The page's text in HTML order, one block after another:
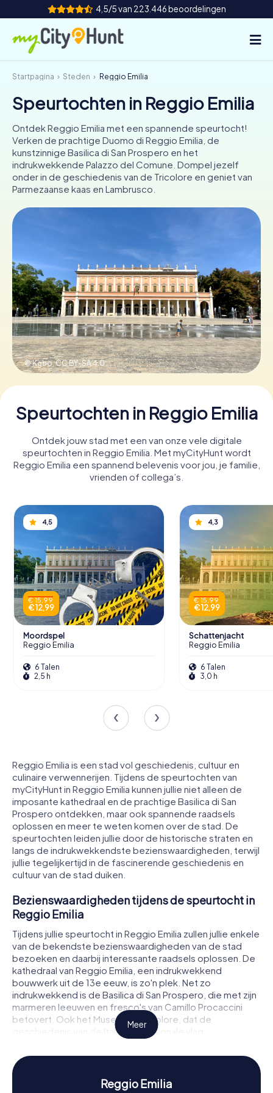
4,5/5 van 223.446 beoordelingen
Hoe het werkt
Steden
Tours
Teamevenement
Tickets
Boek tickets
Koop cadeaubonnen
Startpagina Steden Reggio Emilia
Speurtochten in Reggio Emilia
Ontdek Reggio Emilia met een spannende speurtocht!
Verken de prachtige Duomo di Reggio Emilia, de
kunstzinnige Basilica di San Prospero en het
indrukwekkende Palazzo del Comune. Dompel jezelf
onder in de geschiedenis van de Tricolore en geniet van
Parmezaanse kaas en Lambrusco.
© Kgbo,CC BY-SA 4.0
Speurtochten in Reggio Emilia
Ontdek jouw stad met een van onze vele digitale
speurtochten in Reggio Emilia. Met myCityHunt wordt
Reggio Emilia een spannend belevenis voor jou, je familie,
vrienden of collega’s.
4,5
€ 15,99
€ 12,99
Moordspel
Reggio Emilia
6 Talen
2,5 h
4,3
€ 15,99
€ 12,99
Schattenjacht
Reggio Emilia
6 Talen
3,0 h
Reggio Emilia is een stad vol geschiedenis, cultuur en
culinaire verwennerijen. Tijdens de speurtochten van
myCityHunt in Reggio Emilia kunnen jullie niet alleen de
imposante kathedraal en de prachtige Basilica di San
Prospero ontdekken, maar ook spannende raadsels
oplossen en meer te weten komen over de stad. De
speurtochten leiden jullie door de historische straten en
langs de indrukwekkendste bezienswaardigheden, terwijl
jullie tegelijkertijd in de fascinerende geschiedenis en
cultuur van de stad duiken.
Bezienswaardigheden tijdens de speurtocht in
Reggio Emilia
Tijdens jullie speurtocht in Reggio Emilia zullen jullie enkele
van de bekendste bezienswaardigheden van de stad
bezoeken en daarbij interessante raadsels oplossen. De
kathedraal van Reggio Emilia, een indrukwekkend
bouwwerk uit de 13e eeuw, is zo'n plek. Net zo
indrukwekkend is de Basilica di San Prospero, die met zijn
marmeren leeuwen en fresco's van Camillo Procaccini
betovert. Ook het Museo del Tricolore, dat de
geschiedenis van de Italiaanse nationale vlag
documenteert, is een hoogtepunt van jullie tour. Deze en
vele andere plekken maken de speurtocht in Reggio
Emilia tot een onvergetelijke belevenis.
Meer
Reggio Emilia